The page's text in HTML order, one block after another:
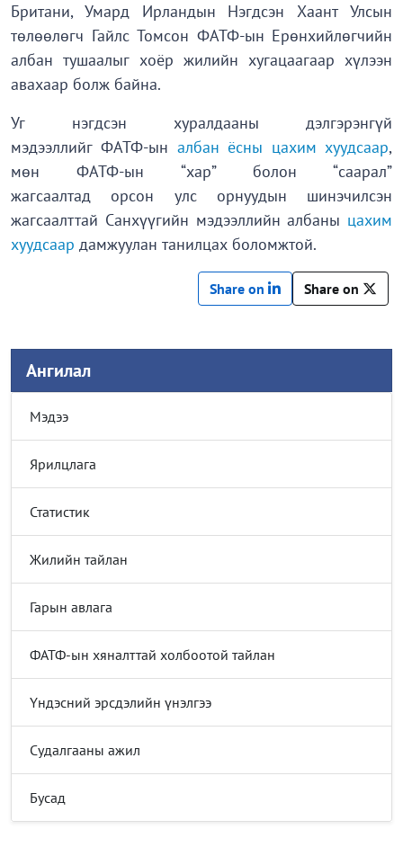
Британи, Умард Ирландын Нэгдсэн Хаант Улсын
төлөөлөгч Гайлс Томсон ФАТФ-ын Ерөнхийлөгчийн
албан тушаалыг хоёр жилийн хугацаагаар хүлээн
авахаар болж байна.
Уг нэгдсэн хуралдааны дэлгэрэнгүй
мэдээллийг ФАТФ-ын албан ёсны цахим хуудсаар,
мөн ФАТФ-ын “хар” болон “саарал”
жагсаалтад орсон улс орнуудын шинэчилсэн
жагсаалттай Санхүүгийн мэдээллийн албаны цахим
хуудсаар дамжуулан танилцах боломжтой.
Share on Share on
Ангилал
Мэдээ
Ярилцлага
Статистик
Жилийн тайлан
Гарын авлага
ФАТФ-ын хяналттай холбоотой тайлан
Үндэсний эрсдэлийн үнэлгээ
Судалгааны ажил
Бусад